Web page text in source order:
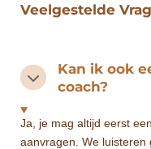
Veelgestelde
Kan ik ook
coach?
Ja, je mag altijd eerst
aanvragen. We luisteren